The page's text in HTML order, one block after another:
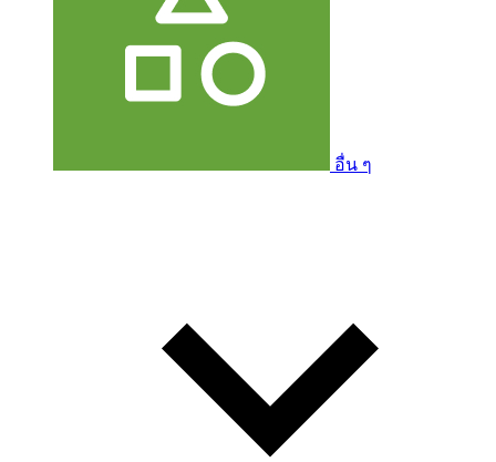
อื่น ๆ